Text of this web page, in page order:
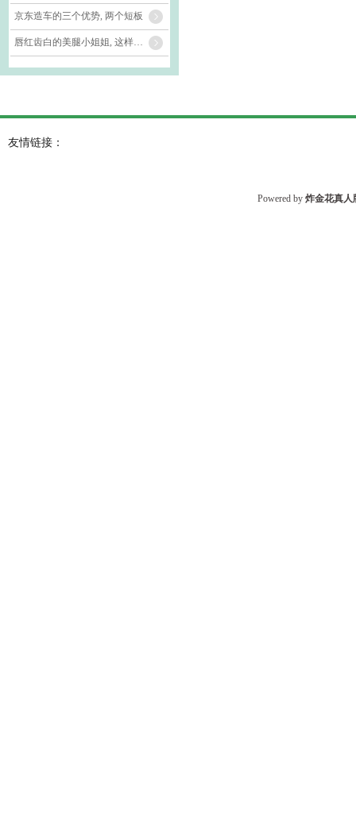
京东造车的三个优势, 两个短板
唇红齿白的美腿小姐姐, 这样的女
友情链接：
Powered by 炸金花真人